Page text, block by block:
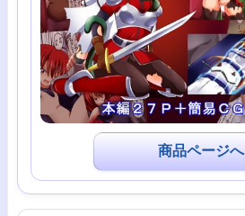
商品ページへ